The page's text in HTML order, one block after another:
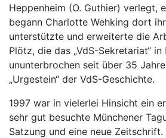
Heppenheim (O. Guthier) verlegt,
begann Charlotte Wehking dort
unterstützte und erweiterte die
Plötz, die das „VdS-Sekretariat“
ununterbrochen seit über 35
„Urgestein“ der VdS-Geschichte.
1997 war in vielerlei Hinsicht ein
sehr gut besuchte Münchener
Satzung und eine neue